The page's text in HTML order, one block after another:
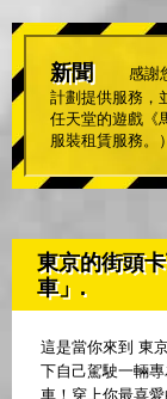
新聞
感謝
計劃提供服務，
任天堂的遊戲《
服裝租賃服務。）
東京的街頭
車」.
這是當你來到 東
下自己駕駛一輛
車！穿上你最喜